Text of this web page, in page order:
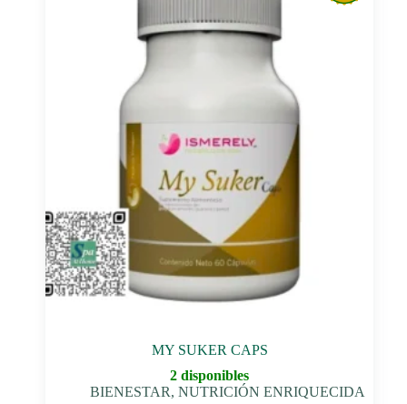
MY SUKER CAPS
2 disponibles
BIENESTAR,NUTRICIÓN ENRIQUECIDA